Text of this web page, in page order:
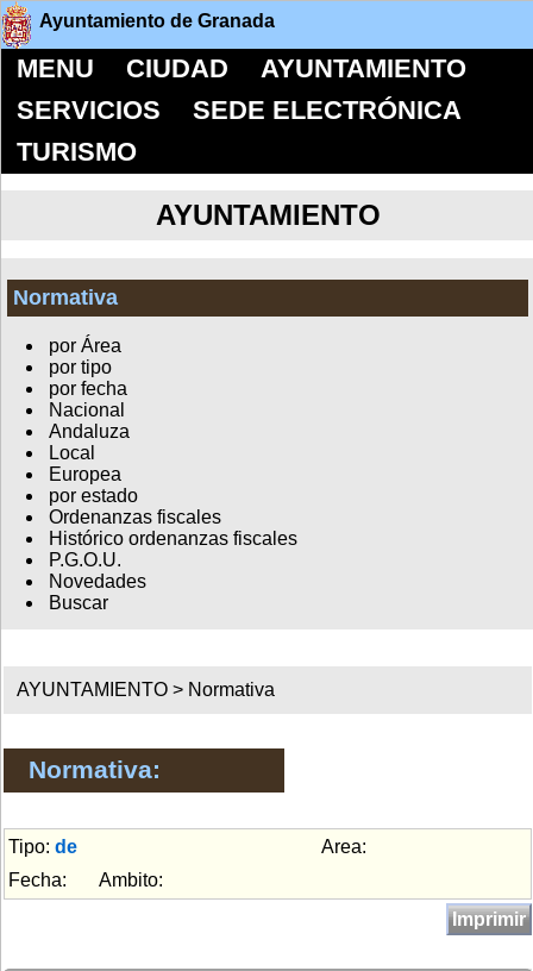
Ayuntamiento de Granada
MENU CIUDAD
AYUNTAMIENTO
SERVICIOS
SEDE ELECTRÓNICA
TURISMO
AYUNTAMIENTO
Normativa
por Área
por tipo
por fecha
Nacional
Andaluza
Local
Europea
por estado
Ordenanzas fiscales
Histórico ordenanzas fiscales
P.G.O.U.
Novedades
Buscar
AYUNTAMIENTO > Normativa
Normativa:
Tipo: de
Area:
Fecha:
Ambito:
Imprimir